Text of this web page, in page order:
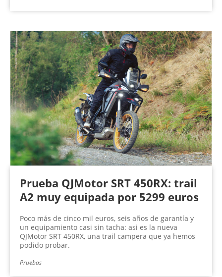
Prueba QJMotor SRT 450RX: trail
A2 muy equipada por 5299 euros
Poco más de cinco mil euros, seis años de garantía y
un equipamiento casi sin tacha: asi es la nueva
QJMotor SRT 450RX, una trail campera que ya hemos
podido probar.
Pruebas